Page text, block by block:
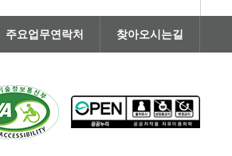
주요업무연락처 찾아오시는길